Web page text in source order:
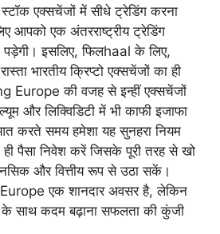
एक्सचेंजों में सीधे ट्रेडिंग करना
आपको एक अंतरराष्ट्रीय ट्रेडिंग
इसलिए, फिलhaal के लिए,
भारतीय क्रिप्टो एक्सचेंजों का ही
Europe की वजह से इन्हीं एक्सचेंजों
और लिक्विडिटी में भी काफी इजाफा
करते समय हमेशा यह सुनहरा नियम
पैसा निवेश करें जिसके पूरी तरह से खो
और वित्तीय रूप से उठा सकें।
एक शानदार अवसर है, लेकिन
साथ कदम बढ़ाना सफलता की कुंजी